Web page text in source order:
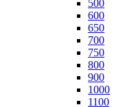
500
600
650
700
750
800
900
1000
1100